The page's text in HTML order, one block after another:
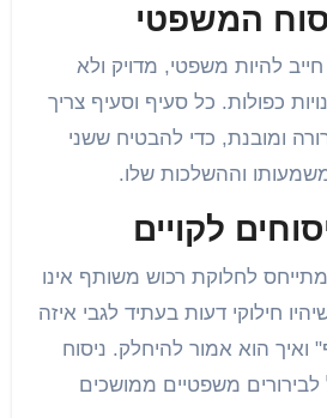
המשפטי
להיות משפטי, מדויק ולא
כפולות. כל סעיף וסעיף צריך
ומובנת, כדי להבטיח ששני
וההשלכות שלו.
לקויים
לחלוקת רכוש משותף אינו
חילוקי דעות בעתיד לגבי איזה
הוא אמור להיחלק. ניסוח
לבירורים משפטיים ממושכים